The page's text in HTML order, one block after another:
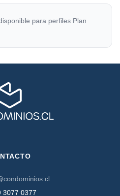
para perfiles Plan
3077 0377